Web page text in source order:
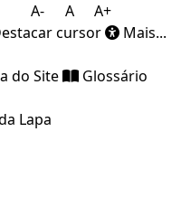
A- A A+
cursor
Mais...
do Site Glossário
Lapa